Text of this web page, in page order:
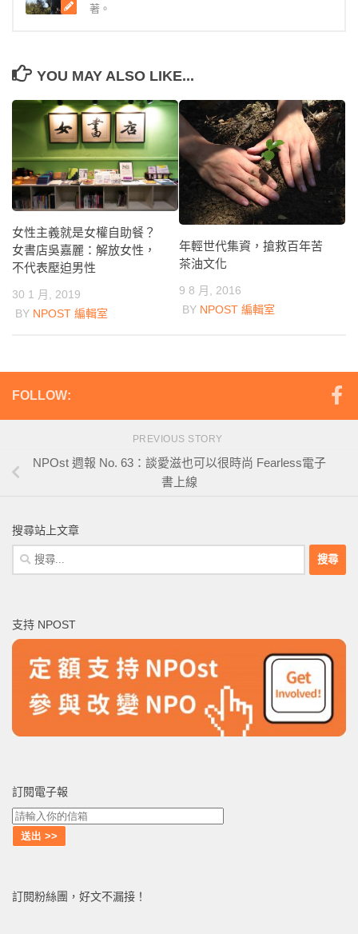
著。
YOU MAY ALSO LIKE...
女性主義就是女權自助餐？
女書店吳嘉麗：解放女性，
不代表壓迫男性
30 1 月, 2019
BY NPOST 編輯室
年輕世代集資，搶救百年苦
茶油文化
9 8 月, 2016
BY NPOST 編輯室
FOLLOW:
PREVIOUS STORY
NPOst 週報 No. 63：談愛滋也可以很時尚 Fearless電子
書上線
搜尋站上文章
搜
尋
字:
支持 NPOST
訂閱電子報
訂閱粉絲團，好文不漏接！